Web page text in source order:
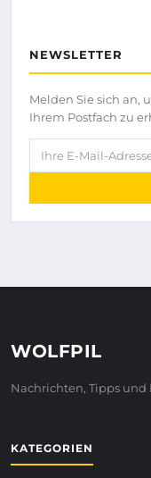
NEWSLETTER
Melden Sie sich an,
Ihrem Postfach zu
Ihre E-Mail-Adresse
WOLFPIL
Nachrichten, Tipps und
KATEGORIEN